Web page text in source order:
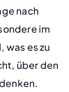
nach
im
es zu
über den